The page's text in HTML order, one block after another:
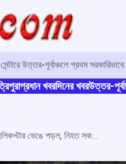
সেন্টারে উত্তর-পূর্বাঞ্চলে প্রথম
প্রধান খবরদিনের খবরউত্তর-